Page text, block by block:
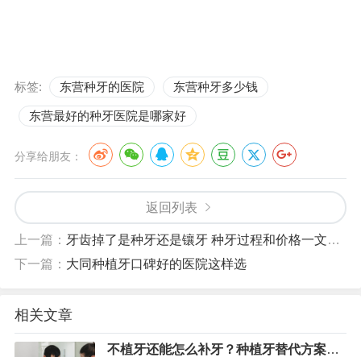
标签: 东营种牙的医院 东营种牙多少钱
东营最好的种牙医院是哪家好
分享给朋友：
返回列表
上一篇： 牙齿掉了是种牙还是镶牙 种牙过程和价格一文说清
下一篇： 大同种植牙口碑好的医院这样选
相关文章
不植牙还能怎么补牙？种植牙替代方案盘